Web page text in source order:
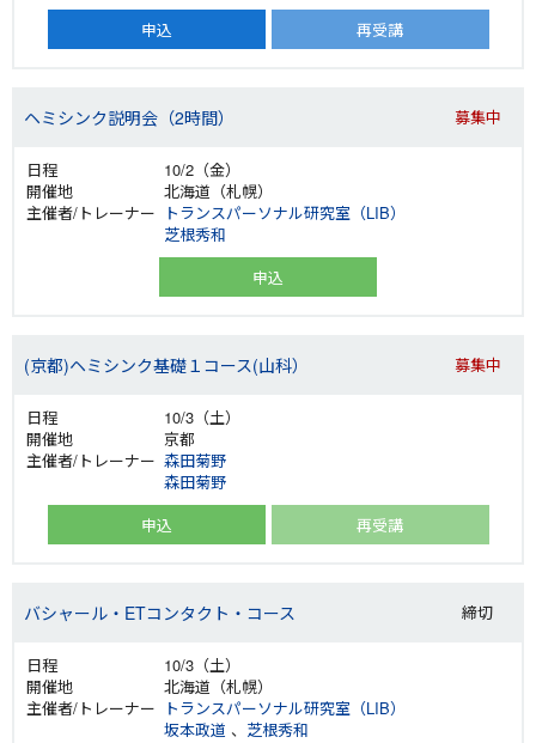
申込
再受講
ヘミシンク説明会（2時間） 募集中
10/2（金）
北海道（札幌）
トランスパーソナル研究室（LIB）
芝根秀和
申込
(京都)ヘミシンク基礎１コース(山科） 募集中
10/3（土）
京都
森田菊野
森田菊野
申込
再受講
バシャール・ETコンタクト・コース 締切
10/3（土）
北海道（札幌）
トランスパーソナル研究室（LIB）
坂本政道 、 芝根秀和